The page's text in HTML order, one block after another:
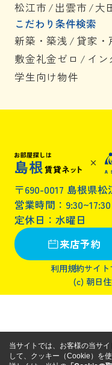
松江市 / 出雲市 /大
こだわり条件検索
新築・築浅 / 貸家・
敷金礼金ゼロ / イ
学生向け物件
〒690-0017 島根県
営業時間：9:30~17:30
定休日：水曜日
来店予約
利用規約サイ
(c) 朝日
当サイトでは、お客様の当サ
して、クッキー（Cookie）を使